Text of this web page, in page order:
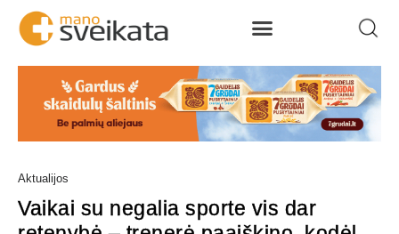
Aktualijos
Vaikai su negalia sporte vis dar